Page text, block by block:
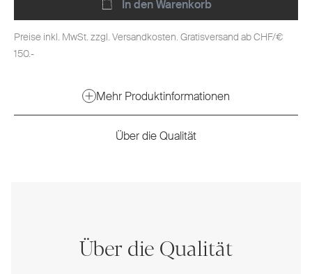
In den Warenkorb
Preise inkl. MwSt. zzgl. Versandkosten. Gratisversand ab CHF/€
150.-
Mehr Produktinformationen
Über die Qualität
Über die Qualität